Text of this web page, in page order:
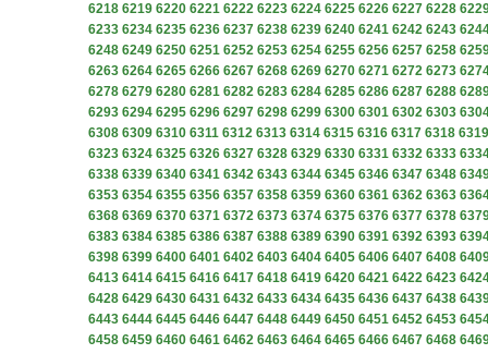
6218 6219 6220 6221 6222 6223 6224 6225 6226 6227 6228
6233 6234 6235 6236 6237 6238 6239 6240 6241 6242 6243
6248 6249 6250 6251 6252 6253 6254 6255 6256 6257 6258
6263 6264 6265 6266 6267 6268 6269 6270 6271 6272 6273
6278 6279 6280 6281 6282 6283 6284 6285 6286 6287 6288
6293 6294 6295 6296 6297 6298 6299 6300 6301 6302 6303
6308 6309 6310 6311 6312 6313 6314 6315 6316 6317 6318 6319
6323 6324 6325 6326 6327 6328 6329 6330 6331 6332 6333
6338 6339 6340 6341 6342 6343 6344 6345 6346 6347 6348
6353 6354 6355 6356 6357 6358 6359 6360 6361 6362 6363
6368 6369 6370 6371 6372 6373 6374 6375 6376 6377 6378
6383 6384 6385 6386 6387 6388 6389 6390 6391 6392 6393
6398 6399 6400 6401 6402 6403 6404 6405 6406 6407 6408
6413 6414 6415 6416 6417 6418 6419 6420 6421 6422 6423
6428 6429 6430 6431 6432 6433 6434 6435 6436 6437 6438
6443 6444 6445 6446 6447 6448 6449 6450 6451 6452 6453
6458 6459 6460 6461 6462 6463 6464 6465 6466 6467 6468